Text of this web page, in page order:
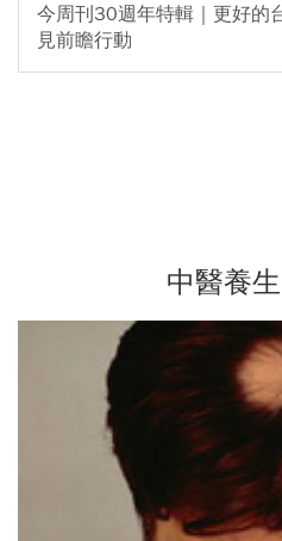
今周刊30週年特輯｜更好的
見前瞻行動
中醫養